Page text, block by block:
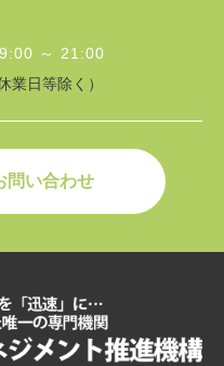
～ 21:00
業日等除く）
問い合わせ